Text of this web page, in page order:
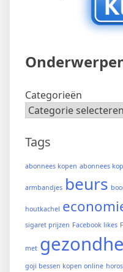
Categorieën
Tags
abonnees kopen abonnees
armbandjes beurs
houtkachel
sigaret prijzen Facebook likes
met
goji bessen kopen online